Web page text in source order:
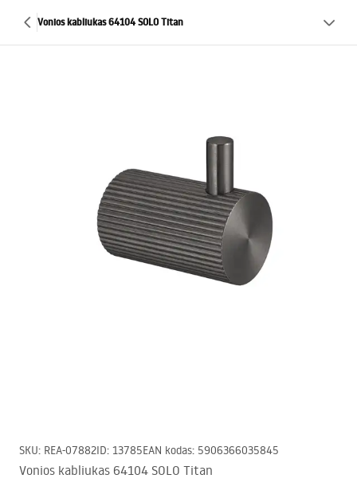
Vonios kabliukas 64104 SOLO Titan
SKU: REA-07882ID: 13785EAN kodas: 5906366035845
Vonios kabliukas 64104 SOLO Titan